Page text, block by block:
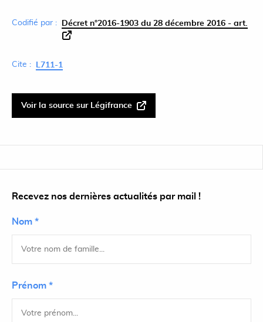
Codifié par : Décret n°2016-1903 du 28 décembre 2016 - art.
Cite : L711-1
Voir la source sur Légifrance
Recevez nos dernières actualités par mail !
Nom *
Prénom *